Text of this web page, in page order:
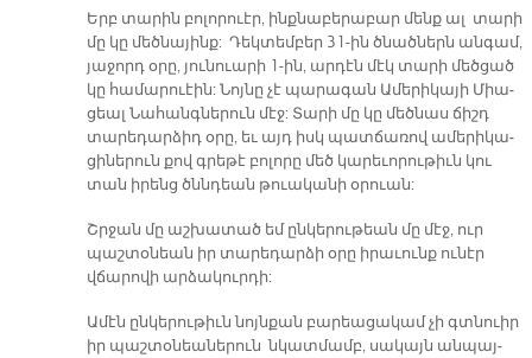
Երբ տա­րին բո­լո­րուէր, ինք­նա­բե­րա­բար մենք ալ տա­րի
մը կը մեծ­նա­յինք: Դեկ­տեմ­բեր 31-ին ծնած­ներն ան­գամ,
յա­ջորդ օ­րը, յու­նուա­րի 1-ին, ար­դէն մէկ տա­րի մեծ­ցած
կը հա­մա­րուէին: Նոյ­նը չէ պա­րա­գան Ա­մե­րի­կա­յի Միա­
ցեալ Նա­հանգ­նե­րուն մէջ: Տա­րի մը կը մեծ­նաս ճիշդ
տա­րե­դար­ձիդ օ­րը, եւ այդ իսկ պատ­ճա­ռով ա­մե­րի­կա­
ցի­նե­րուն քով գրե­թէ բո­լո­րը մեծ կա­րե­ւո­րու­թիւն կու
տան ի­րենց ծննդեան թուա­կա­նի օ­րուան:
Շրջան մը աշ­խա­տած եմ ըն­կե­րու­թեան մը մէջ, ուր
պաշ­տօ­նեան իր տա­րե­դար­ձի օ­րը ի­րա­ւունք ու­նէր
վճա­րո­վի ար­ձա­կուր­դի:
Ա­մէն ըն­կե­րու­թիւն նոյն­քան բա­րեա­ցա­կամ չի գտնուիր
իր պաշ­տօ­նեա­նե­րուն նկատ­մամբ, սա­կայն ան­պայ­